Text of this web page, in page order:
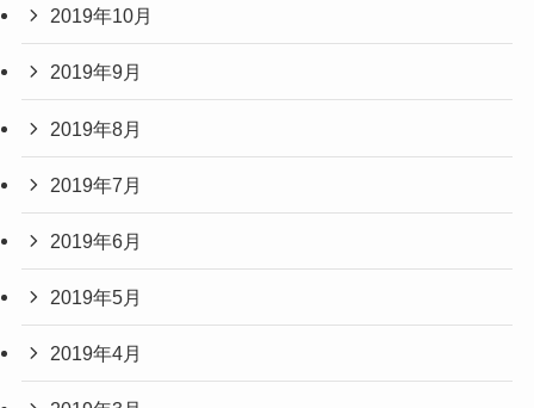
2019年10月
2019年9月
2019年8月
2019年7月
2019年6月
2019年5月
2019年4月